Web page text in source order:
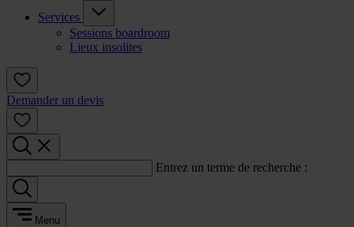
Services
Sessions boardroom
Lieux insolites
Demander un devis
Entrez un terme de recherche :
Menu